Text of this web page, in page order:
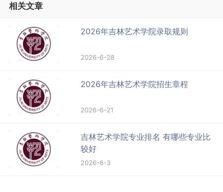
相关文章
2026年吉林艺术学院录取规则
2026-6-28
2026年吉林艺术学院招生章程
2026-6-21
吉林艺术学院专业排名 有哪些专业比
较好
2026-6-3